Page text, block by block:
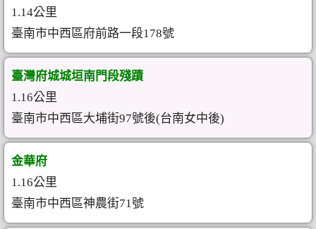
1.14公里
臺南市中西區府前路一段178號
臺灣府城城垣南門段殘蹟
1.16公里
臺南市中西區大埔街97號後(台南女中後)
金華府
1.16公里
臺南市中西區神農街71號